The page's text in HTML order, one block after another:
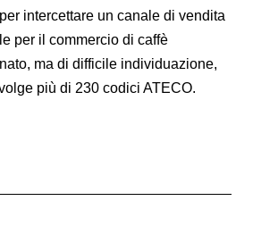
intercettare un canale di vendita
per il commercio di caffè
ma di difficile individuazione,
più di 230 codici ATECO.